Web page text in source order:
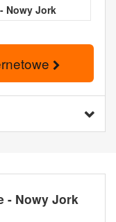
Nowy Jork
- Nowy Jork